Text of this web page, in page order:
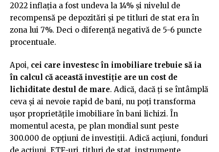
2022 inflația a fost undeva la 14% și nivelul de
recompensă pe depozitări și pe titluri de stat era în
zona lui 7%. Deci o diferență negativă de 5-6 puncte
procentuale.
Apoi, cei care investesc în imobiliare trebuie să ia
în calcul că această investiție are un cost de
lichiditate destul de mare. Adică, dacă ți se întâmplă
ceva și ai nevoie rapid de bani, nu poți transforma
ușor proprietățile imobiliare în bani lichizi. În
momentul acesta, pe plan mondial sunt peste
300.000 de opțiuni de investiții. Adică acțiuni, fonduri